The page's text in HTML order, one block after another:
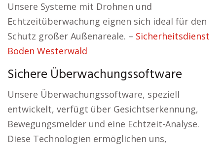
Unsere Systeme mit Drohnen und
Echtzeitüberwachung eignen sich ideal für den
Schutz großer Außenareale. – Sicherheitsdienst
Boden Westerwald
Sichere Überwachungssoftware
Unsere Überwachungssoftware, speziell
entwickelt, verfügt über Gesichtserkennung,
Bewegungsmelder und eine Echtzeit-Analyse.
Diese Technologien ermöglichen uns,